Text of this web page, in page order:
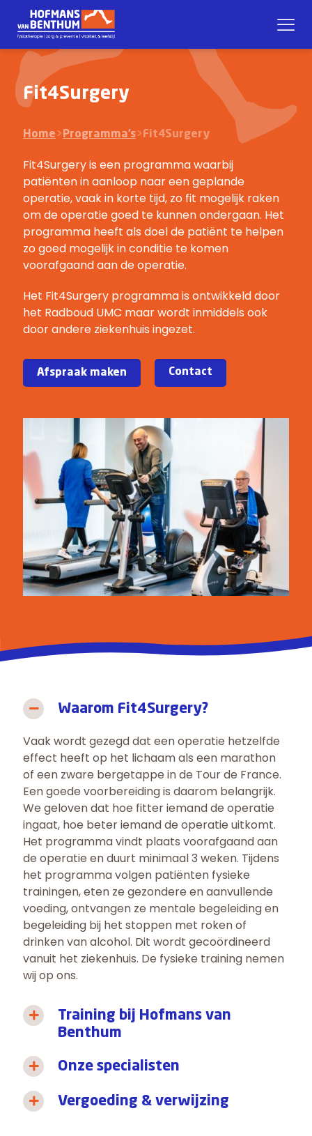
Fit4Surgery
Home> Programma’s> Fit4Surgery
Fit4Surgery is een programma waarbij
patiënten in aanloop naar een geplande
operatie, vaak in korte tijd, zo fit mogelijk raken
om de operatie goed te kunnen ondergaan. Het
programma heeft als doel de patiënt te helpen
zo goed mogelijk in conditie te komen
voorafgaand aan de operatie.
Het Fit4Surgery programma is ontwikkeld door
het Radboud UMC maar wordt inmiddels ook
door andere ziekenhuis ingezet.
Afspraak maken Contact
Waarom Fit4Surgery?
Vaak wordt gezegd dat een operatie hetzelfde
effect heeft op het lichaam als een marathon
of een zware bergetappe in de Tour de France.
Een goede voorbereiding is daarom belangrijk.
We geloven dat hoe fitter iemand de operatie
ingaat, hoe beter iemand de operatie uitkomt.
Het programma vindt plaats voorafgaand aan
de operatie en duurt minimaal 3 weken. Tijdens
het programma volgen patiënten fysieke
trainingen, eten ze gezondere en aanvullende
voeding, ontvangen ze mentale begeleiding en
begeleiding bij het stoppen met roken of
drinken van alcohol. Dit wordt gecoördineerd
vanuit het ziekenhuis. De fysieke training nemen
wij op ons.
Training bij Hofmans van
Benthum
Onze specialisten
Vergoeding & verwijzing